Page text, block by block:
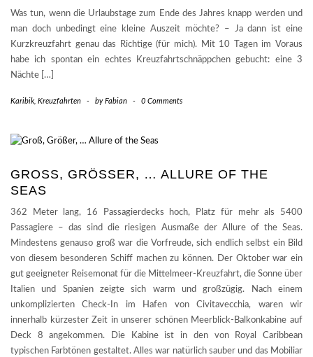
Was tun, wenn die Urlaubstage zum Ende des Jahres knapp werden und
man doch unbedingt eine kleine Auszeit möchte? – Ja dann ist eine
Kurzkreuzfahrt genau das Richtige (für mich). Mit 10 Tagen im Voraus
habe ich spontan ein echtes Kreuzfahrtschnäppchen gebucht: eine 3
Nächte […]
Karibik Kreuzfahrten - byFabian - 0 Comments
GROSS, GRÖSSER, … ALLURE OF THE SE
AS
362 Meter lang, 16 Passagierdecks hoch, Platz für mehr als 5400
Passagiere – das sind die riesigen Ausmaße der Allure of the Seas.
Mindestens genauso groß war die Vorfreude, sich endlich selbst ein Bild
von diesem besonderen Schiff machen zu können. Der Oktober war ein
gut geeigneter Reisemonat für die Mittelmeer-Kreuzfahrt, die Sonne über
Italien und Spanien zeigte sich warm und großzügig. Nach einem
unkomplizierten Check-In im Hafen von Civitavecchia, waren wir
innerhalb kürzester Zeit in unserer schönen Meerblick-Balkonkabine auf
Deck 8 angekommen. Die Kabine ist in den von Royal Caribbean
typischen Farbtönen gestaltet. Alles war natürlich sauber und das Mobiliar